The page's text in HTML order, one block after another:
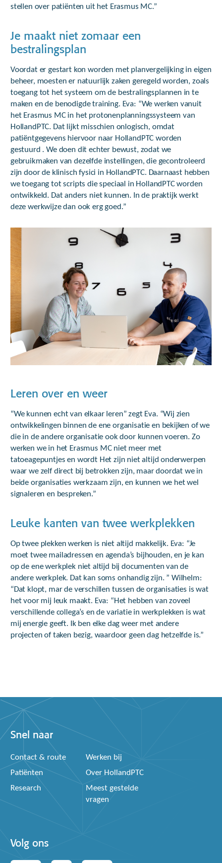
stellen over patiënten uit het Erasmus MC.”
Je maakt niet zomaar een
bestralingsplan
Voordat er gestart kon worden met planvergelijking in eigen
beheer, moesten er natuurlijk zaken geregeld worden, zoals
toegang tot het systeem om de bestralingsplannen in te
maken en de benodigde training. Eva: “We werken vanuit
het Erasmus MC in het protonenplanningssysteem van
HollandPTC. Dat lijkt misschien onlogisch, omdat
patiëntgegevens hiervoor naar HollandPTC worden
gestuurd . We doen dit echter bewust, zodat we
gebruikmaken van dezelfde instellingen, die gecontroleerd
zijn door de klinisch fysici in HollandPTC. Daarnaast hebben
we toegang tot scripts die speciaal in HollandPTC worden
ontwikkeld. Dat anders niet kunnen. In de praktijk werkt
deze werkwijze dan ook erg goed.”
Leren over en weer
“We kunnen echt van elkaar leren” zegt Eva. “Wij zien
ontwikkelingen binnen de ene organisatie en bekijken of we
die in de andere organisatie ook door kunnen voeren. Zo
werken we in het Erasmus MC niet meer met
tatoeagepuntjes en wordt Het zijn niet altijd onderwerpen
waar we zelf direct bij betrokken zijn, maar doordat we in
beide organisaties werkzaam zijn, en kunnen we het wel
signaleren en bespreken.”
Leuke kanten van twee werkplekken
Op twee plekken werken is niet altijd makkelijk. Eva: “Je
moet twee mailadressen en agenda’s bijhouden, en je kan
op de ene werkplek niet altijd bij documenten van de
andere werkplek. Dat kan soms onhandig zijn. ” Wilhelm:
“Dat klopt, mar de verschillen tussen de organisaties is wat
het voor mij leuk maakt. Eva: “Het hebben van zoveel
verschillende collega’s en de variatie in werkplekken is wat
mij energie geeft. Ik ben elke dag weer met andere
projecten of taken bezig, waardoor geen dag hetzelfde is.”
Snel naar
Contact & route
Werken bij
Patiënten
Over HollandPTC
Research
Meest gestelde
vragen
Volg ons